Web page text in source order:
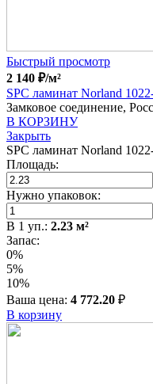
Быстрый просмотр
2 140 ₽/м²
SPC ламинат Norland
Замковое соединение,
В КОРЗИНУ
Закрыть
SPC ламинат Norland
Площадь:
Нужно упаковок:
В 1 уп.: 2.23 м²
Запас:
0%
5%
10%
Ваша цена: 4 772.20 ₽
В корзину